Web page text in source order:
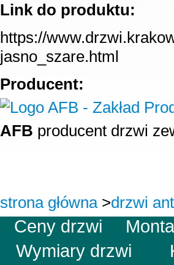
Link do produktu:
https://
jasno_szare.html
Producent:
AFB producent drzwi
strona główna>drzwi
Ceny drzwi
Wymiary drzwi